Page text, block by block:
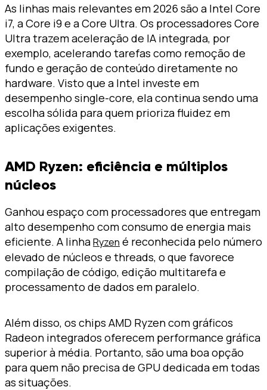
As linhas mais relevantes em 2026 são a Intel Core
i7, a Core i9 e a Core Ultra. Os processadores Core
Ultra trazem aceleração de IA integrada, por
exemplo, acelerando tarefas como remoção de
fundo e geração de conteúdo diretamente no
hardware. Visto que a Intel investe em
desempenho single-core, ela continua sendo uma
escolha sólida para quem prioriza fluidez em
aplicações exigentes.
AMD Ryzen: eficiência e múltiplos
núcleos
Ganhou espaço com processadores que entregam
alto desempenho com consumo de energia mais
eficiente. A linhaRyzen é reconhecida pelo número
elevado de núcleos e threads, o que favorece
compilação de código, edição multitarefa e
processamento de dados em paralelo.
Além disso, os chips AMD Ryzen com gráficos
Radeon integrados oferecem performance gráfica
superior à média. Portanto, são uma boa opção
para quem não precisa de GPU dedicada em todas
as situações.